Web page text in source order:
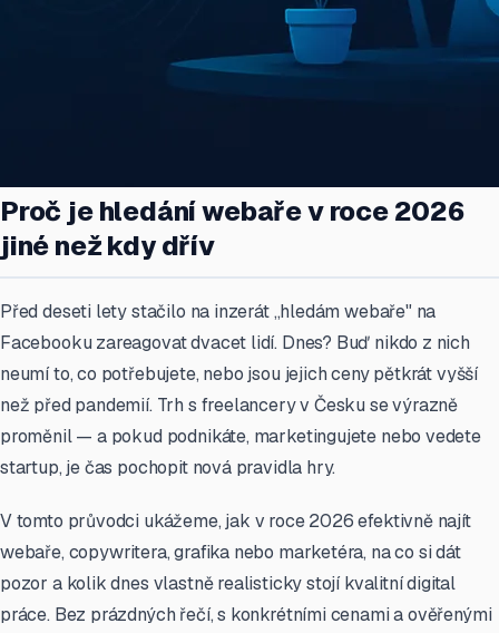
Proč je hledání webaře v roce 2026
jiné než kdy dřív
Před deseti lety stačilo na inzerát „hledám webaře" na
Facebooku zareagovat dvacet lidí. Dnes? Buď nikdo z nich
neumí to, co potřebujete, nebo jsou jejich ceny pětkrát vyšší
než před pandemií. Trh s freelancery v Česku se výrazně
proměnil — a pokud podnikáte, marketingujete nebo vedete
startup, je čas pochopit nová pravidla hry.
V tomto průvodci ukážeme, jak v roce 2026 efektivně najít
webaře, copywritera, grafika nebo marketéra, na co si dát
pozor a kolik dnes vlastně realisticky stojí kvalitní digital
práce. Bez prázdných řečí, s konkrétními cenami a ověřenými